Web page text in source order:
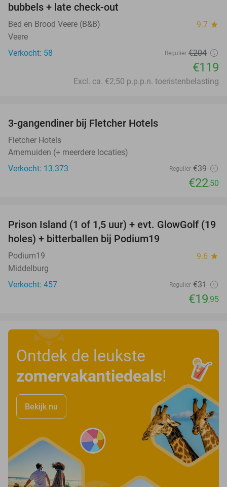
bubbels + late check-out
Bed en Brood Veere (B&B) 9.7 star
Veere
Verkocht: 58
Regulier €204
€119
Excl. ca. €2,50 p.p.p.n. toeristenbelasting
3-gangendiner bij Fletcher Hotels
Fletcher Hotels
Arnemuiden (+ meerdere locaties)
Verkocht: 13.373
Regulier €39
€22,50
36%
Prison Island (1 of 1,5 uur) + evt. GlowGolf (19
holes) + bitterballen bij Podium19
Podium19 9.6 star
Middelburg
Verkocht: 457
Regulier €31
€19,95
Ontdek de leukste
zomervakantiedeals!
Bekijk nu